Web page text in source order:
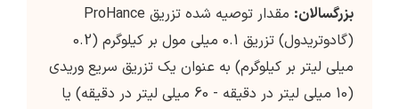
بزرگسالان:
مقدار توصیه شده تزریق ProHance
(گادوتریدول) تزریق 0.1 میلی مول بر کیلوگرم (0.2
میلی لیتر بر کیلوگرم) به عنوان یک تزریق سریع وریدی
(10 میلی لیتر در دقیقه - 60 میلی لیتر در دقیقه) یا